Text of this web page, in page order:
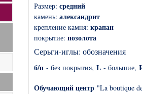
Размер: средний
камень: александрит
крепление камня: крапан
покрытие: позолота
Серьги-иглы: обозначения
б/п- без покрытия, L- большие,
Обучающий центр"La boutique